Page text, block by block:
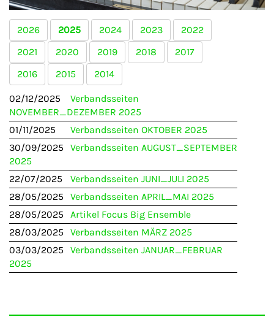
2026 2025 2024 2023
2022
2021
2020 2019 2018
2017
2016
2015 2014
02/12/2025
Verbandsseiten
NOVEMBER_DEZEMBER 2025
01/11/2025
Verbandsseiten OKTOBER 2025
30/09/2025
Verbandsseiten AUGUST_SEPTEMBER
2025
22/07/2025
Verbandsseiten JUNI_JULI 2025
28/05/2025
Verbandsseiten APRIL_MAI 2025
28/05/2025
Artikel Focus Big Ensemble
28/03/2025
Verbandsseiten MÄRZ 2025
03/03/2025
Verbandsseiten JANUAR_FEBRUAR
2025